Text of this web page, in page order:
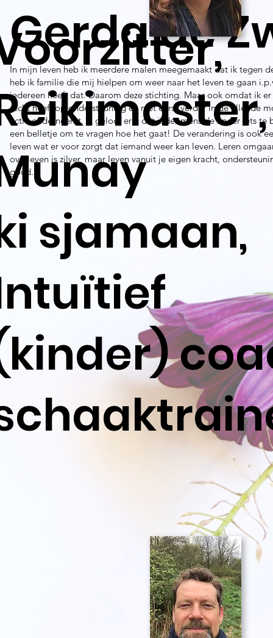
sjamaan,
Gerda de
In mijn leven heb ik meerdere malen meegemaakt dat ik tegen
heb ik familie die mij hielpen om weer naar het leven te gaan
iedereen heeft dat. Daarom deze stichting. Maar ook omdat ik
recht heeft op ondersteuning en niet eerst verder in de ellende
actie onderneemt. Ik geloof erin dat ieder mens de ander iets te
een belletje om te vragen hoe het gaat! De verandering is ook
leven wat er voor zorgt dat iemand weer kan leven. Leren
overleven is zilver, maar leven vanuit je eigen kracht,
goud.